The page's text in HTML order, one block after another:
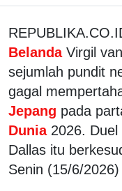
Belanda Virgil
sejumlah pundit
gagal
Jepang pada
Dunia 2026.
Dallas itu
Senin (15/6/